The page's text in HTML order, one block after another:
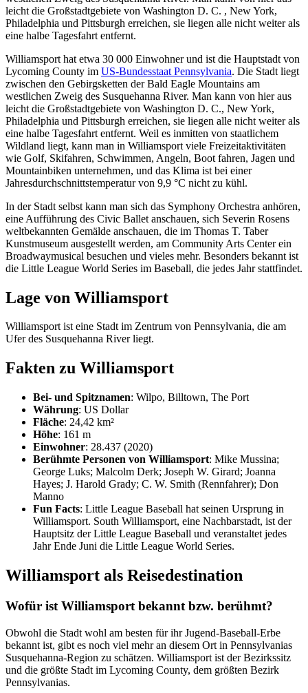
leicht die Großstadtgebiete von Washington D. C. , New York,
Philadelphia und Pittsburgh erreichen, sie liegen alle nicht weiter als
eine halbe Tagesfahrt entfernt.
Williamsport hat etwa 30 000 Einwohner und ist die Hauptstadt von
Lycoming County im US-Bundesstaat Pennsylvania. Die Stadt liegt
zwischen den Gebirgsketten der Bald Eagle Mountains am
westlichen Zweig des Susquehanna River. Man kann von hier aus
leicht die Großstadtgebiete von Washington D. C., New York,
Philadelphia und Pittsburgh erreichen, sie liegen alle nicht weiter als
eine halbe Tagesfahrt entfernt. Weil es inmitten von staatlichem
Wildland liegt, kann man in Williamsport viele Freizeitaktivitäten
wie Golf, Skifahren, Schwimmen, Angeln, Boot fahren, Jagen und
Mountainbiken unternehmen, und das Klima ist bei einer
Jahresdurchschnittstemperatur von 9,9 °C nicht zu kühl.
In der Stadt selbst kann man sich das Symphony Orchestra anhören,
eine Aufführung des Civic Ballet anschauen, sich Severin Rosens
weltbekannten Gemälde anschauen, die im Thomas T. Taber
Kunstmuseum ausgestellt werden, am Community Arts Center ein
Broadwaymusical besuchen und vieles mehr. Besonders bekannt ist
die Little League World Series im Baseball, die jedes Jahr stattfindet.
Lage von Williamsport
Williamsport ist eine Stadt im Zentrum von Pennsylvania, die am
Ufer des Susquehanna River liegt.
Fakten zu Williamsport
Bei- und Spitznamen: Wilpo, Billtown, The Port
Währung: US Dollar
Fläche: 24,42 km²
Höhe: 161 m
Einwohner: 28.437 (2020)
Berühmte Personen von Williamsport: Mike Mussina;
George Luks; Malcolm Derk; Joseph W. Girard; Joanna
Hayes; J. Harold Grady; C. W. Smith (Rennfahrer); Don
Manno
Fun Facts: Little League Baseball hat seinen Ursprung in
Williamsport. South Williamsport, eine Nachbarstadt, ist der
Hauptsitz der Little League Baseball und veranstaltet jedes
Jahr Ende Juni die Little League World Series.
Williamsport als Reisedestination
Wofür ist Williamsport bekannt bzw. berühmt?
Obwohl die Stadt wohl am besten für ihr Jugend-Baseball-Erbe
bekannt ist, gibt es noch viel mehr an diesem Ort in Pennsylvanias
Susquehanna-Region zu schätzen. Williamsport ist der Bezirkssitz
und die größte Stadt im Lycoming County, dem größten Bezirk
Pennsylvanias.